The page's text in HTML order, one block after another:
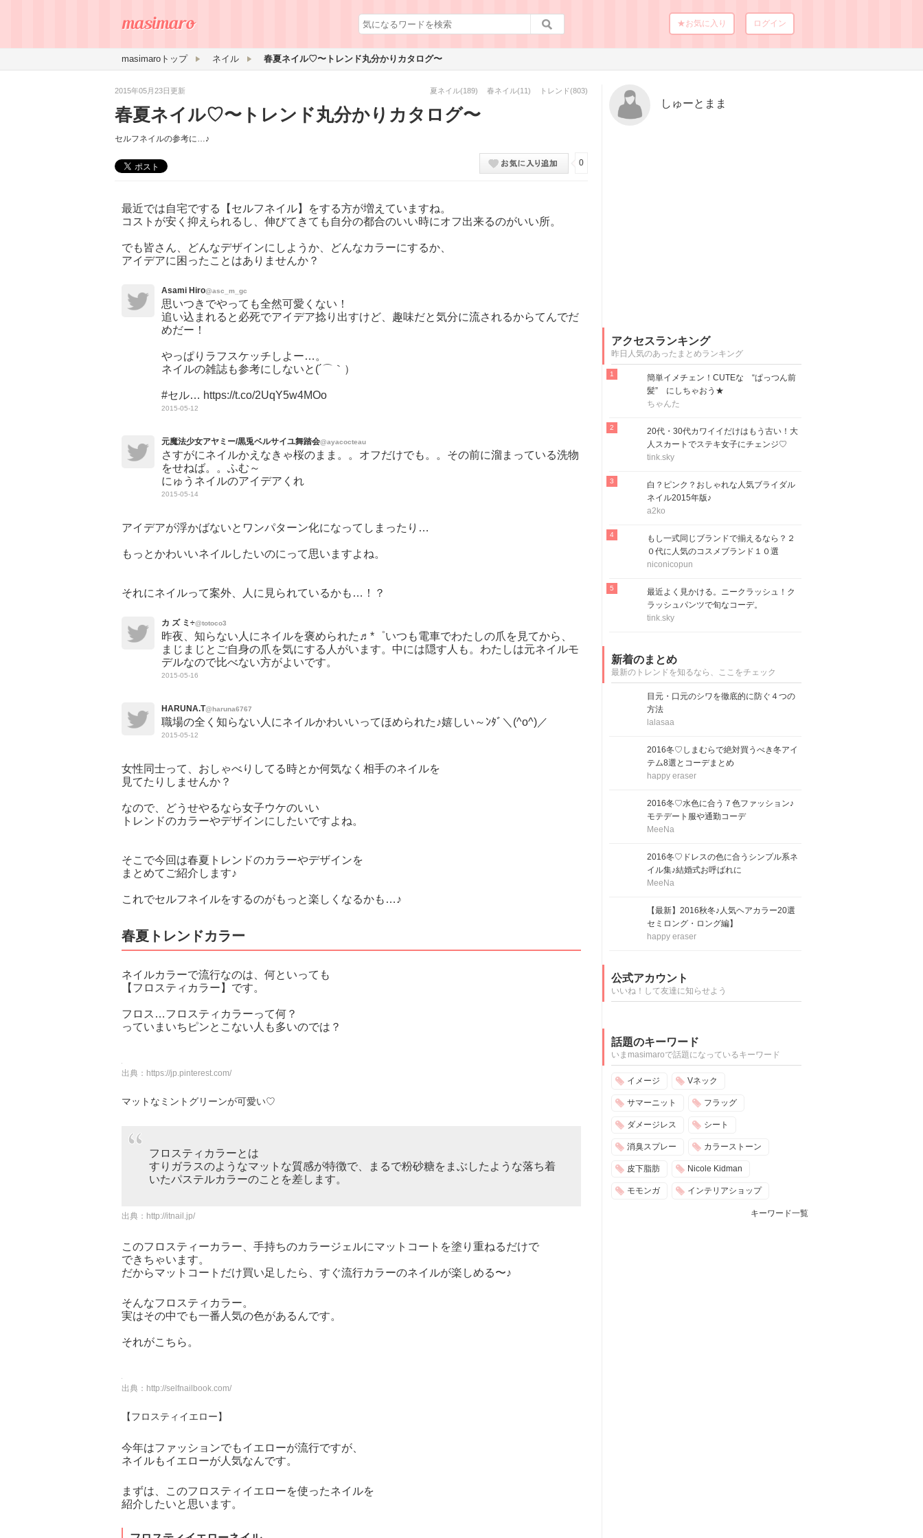
★お気に入り ログイン
masimaroトップ ネイル 春夏ネイル♡〜トレンド丸分かりカタログ〜
2015年05月23日更新 夏ネイル(189) 春ネイル(11) トレンド(803)
春夏ネイル♡〜トレンド丸分かりカタログ〜
セルフネイルの参考に…♪
0
最近では自宅でする【セルフネイル】をする方が増えていますね。
コストが安く抑えられるし、伸びてきても自分の都合のいい時にオフ出来るのがいい所。
でも皆さん、どんなデザインにしようか、どんなカラーにするか、
アイデアに困ったことはありませんか？
Asami Hiro@asc_m_gc
思いつきでやっても全然可愛くない！
追い込まれると必死でアイデア捻り出すけど、趣味だと気分に流されるからてんでだ
めだー！
やっぱりラフスケッチしよー…。
ネイルの雑誌も参考にしないと(´⌒｀）
#セル… https://t.co/2UqY5w4MOo
2015-05-12
元魔法少女アヤミー/黒兎ベルサイユ舞踏会@ayacocteau
さすがにネイルかえなきゃ桜のまま。。オフだけでも。。その前に溜まっている洗物
をせねば。。ふむ～
にゅうネイルのアイデアくれ
2015-05-14
アイデアが浮かばないとワンパターン化になってしまったり…
もっとかわいいネイルしたいのにって思いますよね。
それにネイルって案外、人に見られているかも…！？
カ ズ ミ÷@totoco3
昨夜、知らない人にネイルを褒められた♬*゜いつも電車でわたしの爪を見てから、
まじまじとご自身の爪を気にする人がいます。中には隠す人も。わたしは元ネイルモ
デルなので比べない方がよいです。
2015-05-16
HARUNA.T@haruna6767
職場の全く知らない人にネイルかわいいってほめられた♪嬉しい～ﾝﾀﾞ＼(^o^)／
2015-05-12
女性同士って、おしゃべりしてる時とか何気なく相手のネイルを
見てたりしませんか？
なので、どうせやるなら女子ウケのいい
トレンドのカラーやデザインにしたいですよね。
そこで今回は春夏トレンドのカラーやデザインを
まとめてご紹介します♪
これでセルフネイルをするのがもっと楽しくなるかも…♪
春夏トレンドカラー
ネイルカラーで流行なのは、何といっても
【フロスティカラー】です。
フロス…フロスティカラーって何？
っていまいちピンとこない人も多いのでは？
出典： https://jp.pinterest.com/
マットなミントグリーンが可愛い♡
フロスティカラーとは
すりガラスのようなマットな質感が特徴で、まるで粉砂糖をまぶしたような落ち着
いたパステルカラーのことを差します。
出典： http://itnail.jp/
このフロスティーカラー、手持ちのカラージェルにマットコートを塗り重ねるだけで
できちゃいます。
だからマットコートだけ買い足したら、すぐ流行カラーのネイルが楽しめる〜♪
そんなフロスティカラー。
実はその中でも一番人気の色があるんです。
それがこちら。
出典： http://selfnailbook.com/
【フロスティイエロー】
今年はファッションでもイエローが流行ですが、
ネイルもイエローが人気なんです。
まずは、このフロスティイエローを使ったネイルを
紹介したいと思います。
しゅーとまま
アクセスランキング
昨日人気のあったまとめランキング
簡単イメチェン！CUTEな “ぱっつん前
髪” にしちゃおう★
ちゃんた
20代・30代カワイイだけはもう古い！大
人スカートでステキ女子にチェンジ♡
tink.sky
白？ピンク？おしゃれな人気ブライダル
ネイル2015年版♪
a2ko
もし一式同じブランドで揃えるなら？２
０代に人気のコスメブランド１０選
niconicopun
最近よく見かける。ニークラッシュ！ク
ラッシュパンツで旬なコーデ。
tink.sky
新着のまとめ
最新のトレンドを知るなら、ここをチェック
目元・口元のシワを徹底的に防ぐ４つの
方法
lalasaa
2016冬♡しまむらで絶対買うべき冬アイ
テム8選とコーデまとめ
happy eraser
2016冬♡水色に合う７色ファッション♪
モテデート服や通勤コーデ
MeeNa
2016冬♡ドレスの色に合うシンプル系ネ
イル集♪結婚式お呼ばれに
MeeNa
【最新】2016秋冬♪人気ヘアカラー20選
セミロング・ロング編】
happy eraser
公式アカウント
いいね！して友達に知らせよう
話題のキーワード
いまmasimaroで話題になっているキーワード
イメージ Vネック
サマーニット フラッグ
ダメージレス シート
消臭スプレー カラーストーン
皮下脂肪 Nicole Kidman
モモンガ インテリアショップ
キーワード一覧